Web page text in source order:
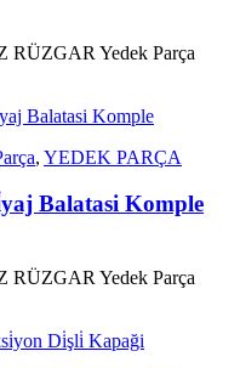
RÜZGAR Yedek Parça
, YEDEK PARÇA
Balatasi Komple
RÜZGAR Yedek Parça